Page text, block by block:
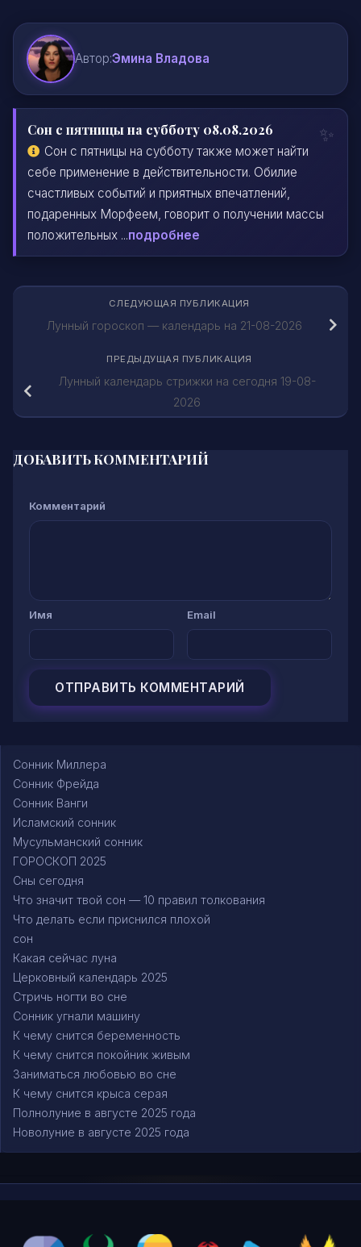
Автор:Эмина Владова
Сон с пятницы на субботу 08.08.2026
Сон с пятницы на субботу также может найти
себе применение в действительности. Обилие
счастливых событий и приятных впечатлений,
подаренных Морфеем, говорит о получении массы
положительных ...подробнее
СЛЕДУЮЩАЯ ПУБЛИКАЦИЯ
Лунный гороскоп — календарь на 21-08-2026
ПРЕДЫДУЩАЯ ПУБЛИКАЦИЯ
Лунный календарь стрижки на сегодня 19-08-
2026
ДОБАВИТЬ КОММЕНТАРИЙ
Комментарий
Имя Email
Сонник Миллера
Сонник Фрейда
Сонник Ванги
Исламский сонник
Мусульманский сонник
ГОРОСКОП 2025
Сны сегодня
Что значит твой сон — 10 правил толкования
Что делать если приснился плохой
сон
Какая сейчас луна
Церковный календарь 2025
Стричь ногти во сне
Сонник угнали машину
К чему снится беременность
К чему снится покойник живым
Заниматься любовью во сне
К чему снится крыса серая
Полнолуние в августе 2025 года
Новолуние в августе 2025 года